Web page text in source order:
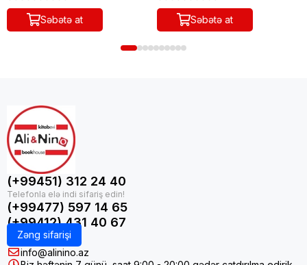
Səbətə at Səbətə at
(+99451) 312 24 40
(+99477) 597 14 65
(+99412) 431 40 67
Zəng sifarişi
info@alinino.az